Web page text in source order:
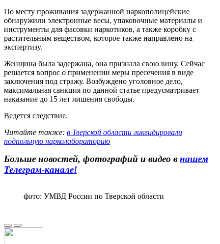
По месту проживания задержанной наркополицейские
обнаружили электронные весы, упаковочные материалы и
инструменты для фасовки наркотиков, а также коробку с
растительным веществом, которое также направлено на
экспертизу.
Женщина была задержана, она признала свою вину. Сейчас
решается вопрос о применении меры пресечения в виде
заключения под стражу. Возбуждено уголовное дело,
максимальная санкция по данной статье предусматривает
наказание до 15 лет лишения свободы.
Ведется следствие.
Читайте также: в Тверской области ликвидировали
подпольную нарколабораторию
Больше новостей, фотографий и видео в нашем
Телеграм-канале!
фото: УМВД России по Тверской области